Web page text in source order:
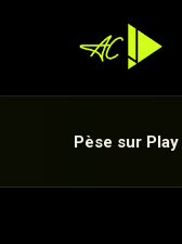
Pèse sur Play